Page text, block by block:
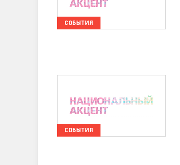
СОБЫТИЯ
СОБЫТИЯ